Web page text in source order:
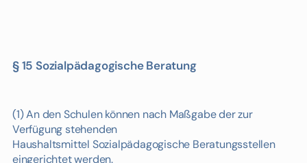
§ 15 Sozialpädagogische Beratung
(1) An den Schulen können nach Maßgabe der zur
Verfügung stehenden
Haushaltsmittel Sozialpädagogische Beratungsstellen
eingerichtet werden.